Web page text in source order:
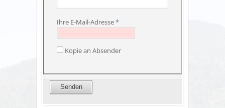
Ihre E-Mail-Adresse*
Kopie an Absender